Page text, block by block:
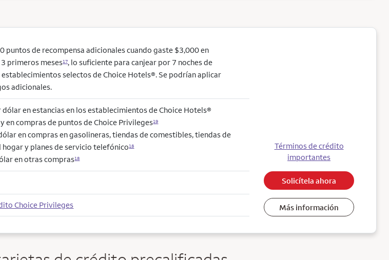
puntos de recompensa adicionales cuando gaste $3,000 en
primeros meses17, lo suficiente para canjear por 7 noches de
establecimientos selectos de Choice Hotels®. Se podrían aplicar
adicionales.
en estancias en los establecimientos de Choice Hotels®
en compras de puntos de Choice Privileges19
en compras en gasolineras, tiendas de comestibles, tiendas de
hogar y planes de servicio telefónico18
en otras compras18
Choice Privileges
Términos de crédito
importantes
Solicítela ahora
Más información